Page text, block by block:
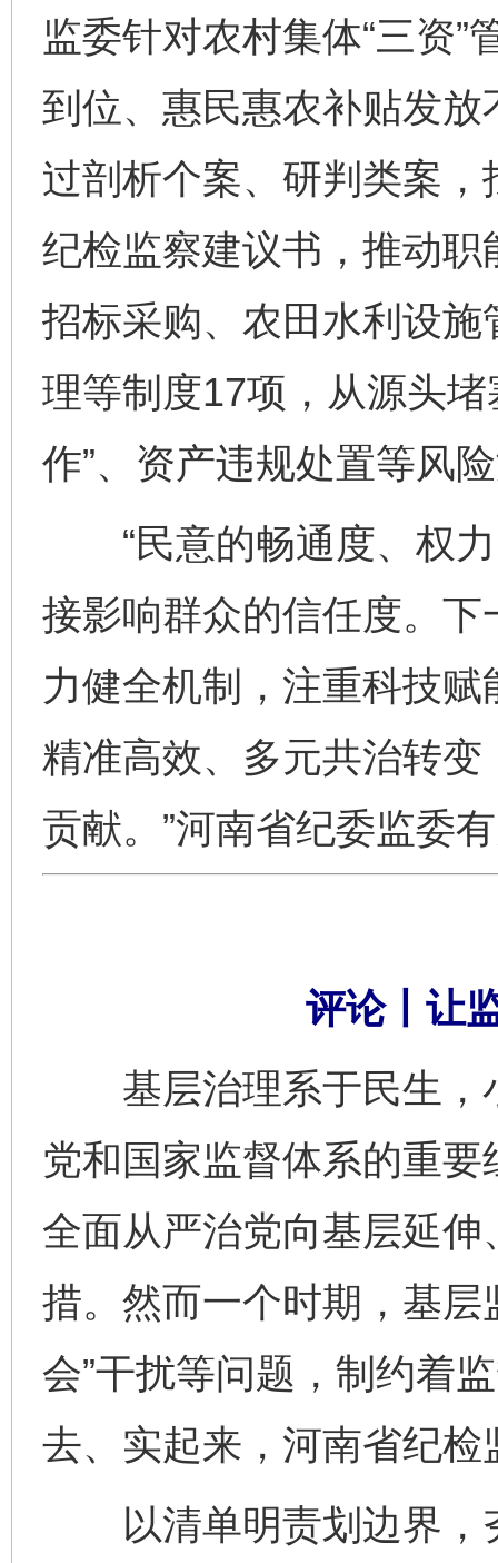
监委针对农村集体“三资
到位、惠民惠农补贴发
过剖析个案、研判类案
纪检监察建议书，推动
招标采购、农田水利设
理等制度17项，从源头堵
作”、资产违规处置等风
“民意的畅通度、权力
接影响群众的信任度。
力健全机制，注重科技
精准高效、多元共治转
贡献。”河南省纪委监委
评论丨让
基层治理系于民生，
党和国家监督体系的重
全面从严治党向基层延
措。然而一个时期，基层
会”干扰等问题，制约着
去、实起来，河南省纪
以清单明责划边界，